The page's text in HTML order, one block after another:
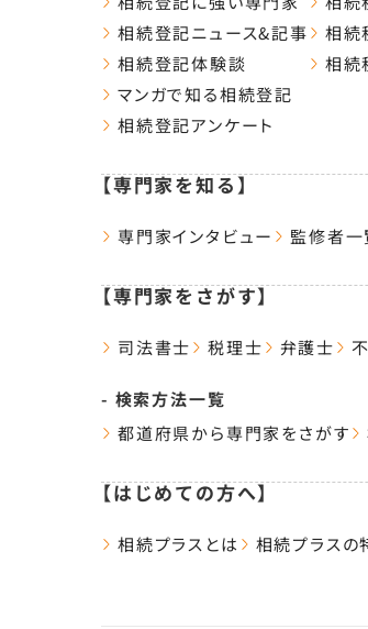
相続登記ニュース&記事
相続登記体験談
マンガで知る相続登記
相続登記アンケート
相続
相続
【専門家を知る】
専門家インタビュー 監修者一
【専門家をさがす】
司法書士 税理士 弁護士
- 検索方法一覧
都道府県から専門家をさがす
【はじめての方へ】
相続プラスとは 相続プラスの